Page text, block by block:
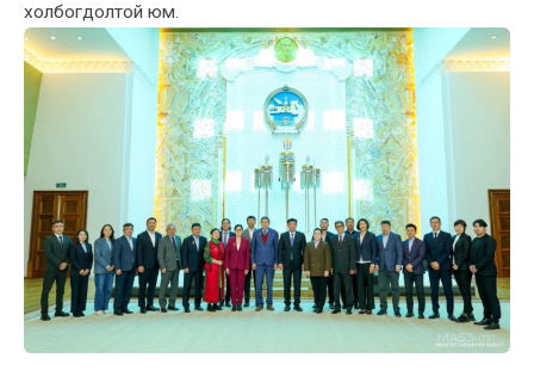
холбогдолтой юм.